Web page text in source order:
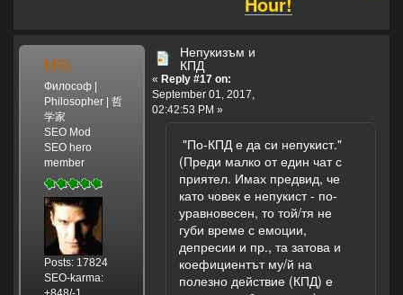
MSL
Философ |
Philosopher | 哲
学家
SEO Mod
SEO hero
member
Posts: 17824
SEO-karma:
Непукизъм и
КПД
« Reply #17 on:
September 01, 2017,
02:42:53 PM »
"По-КПД е да си непукист."
(Преди малко от един чат с
приятел. Имах предвид, че
като човек е непукист - по-
уравновесен, то той/тя не
губи време с емоции,
депресии и пр., та затова и
коефициентът му/й на
полезно действие (КПД) е